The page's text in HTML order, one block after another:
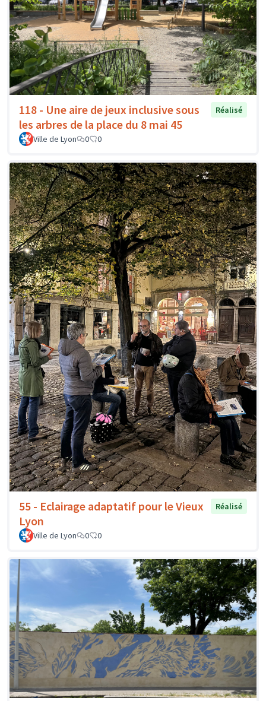
118 - Une aire de jeux inclusive sous
les arbres de la place du 8 mai 45
Réalisé
Ville de Lyon 0 0
55 - Eclairage adaptatif pour le Vieux
Lyon
Réalisé
Ville de Lyon 0 0